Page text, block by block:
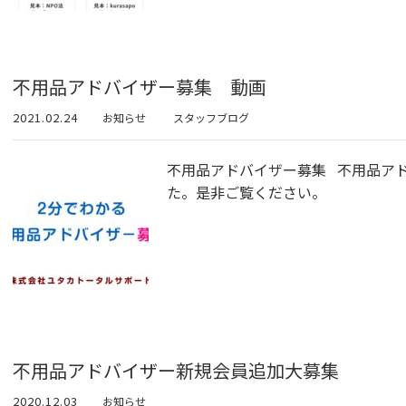
不用品アドバイザー募集 動画
2021.02.24 お知らせ スタッフブログ
不用品アドバイザー募集 不用品ア
た。是非ご覧ください。
不用品アドバイザー新規会員追加大募集
2020.12.03 お知らせ